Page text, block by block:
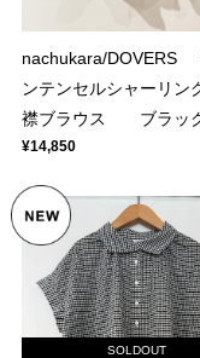
nachukara/DOVERS
ンテンセルシャーリン
襟ブラウス ブラッ
¥14,850
SOLDOUT